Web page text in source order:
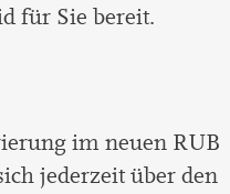
für Sie bereit.
im neuen RUB
jederzeit über den